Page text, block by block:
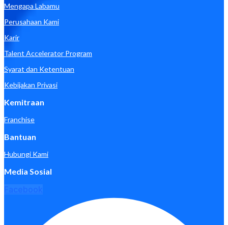
Mengapa Labamu
Perusahaan Kami
Karir
Talent Accelerator Program
Syarat dan Ketentuan
Kebijakan Privasi
Kemitraan
Franchise
Bantuan
Hubungi Kami
Media Sosial